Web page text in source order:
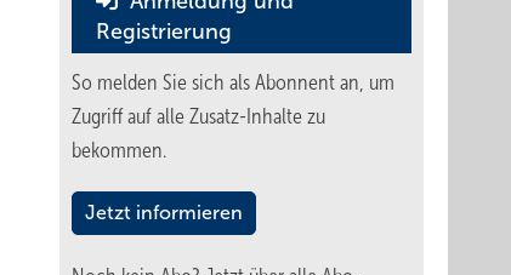
Registrierung
So melden Sie sich als Abonnent an, um
Zugriff auf alle Zusatz-Inhalte zu
bekommen.
Jetzt informieren